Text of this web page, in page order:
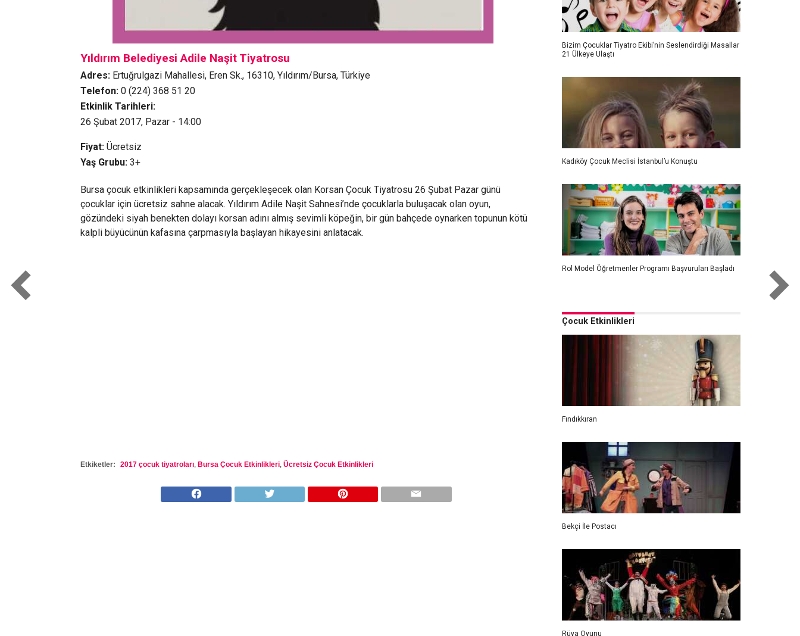
Yıldırım Belediyesi Adile Naşit Tiyatrosu
Adres: Ertuğrulgazi Mahallesi, Eren Sk., 16310, Yıldırım/Bursa, Türkiye
Telefon: 0 (224) 368 51 20
Etkinlik Tarihleri:
26 Şubat 2017, Pazar - 14:00
Fiyat:Ücretsiz
Yaş Grubu:3+
Bursa çocuk etkinlikleri kapsamında gerçekleşecek olan Korsan Çocuk Tiyatrosu 26 Şubat Pazar günü
çocuklar için ücretsiz sahne alacak. Yıldırım Adile Naşit Sahnesi’nde çocuklarla buluşacak olan oyun,
gözündeki siyah benekten dolayı korsan adını almış sevimli köpeğin, bir gün bahçede oynarken topunun kötü
kalpli büyücünün kafasına çarpmasıyla başlayan hikayesini anlatacak.
Etkiketler: 2017 çocuk tiyatroları, Bursa Çocuk Etkinlikleri, Ücretsiz Çocuk Etkinlikleri
Bizim Çocuklar Tiyatro Ekibi’nin Seslendirdiği Masallar
21 Ülkeye Ulaştı
Kadıköy Çocuk Meclisi İstanbul’u Konuştu
Rol Model Öğretmenler Programı Başvuruları Başladı
Çocuk Etkinlikleri
Fındıkkıran
Bekçi İle Postacı
Rüya Oyunu